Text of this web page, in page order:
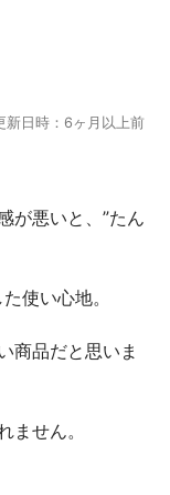
新日時：6ヶ月以上前
が悪いと、”たん
使い心地。
商品だと思いま
せん。